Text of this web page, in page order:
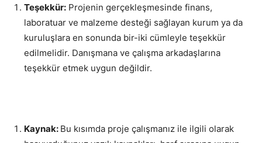
Teşekkür: Projenin gerçekleşmesinde finans,
laboratuar ve malzeme desteği sağlayan kurum ya da
kuruluşlara en sonunda bir-iki cümleyle teşekkür
edilmelidir. Danışmana ve çalışma arkadaşlarına
teşekkür etmek uygun değildir.
Kaynak: Bu kısımda proje çalışmanız ile ilgili olarak